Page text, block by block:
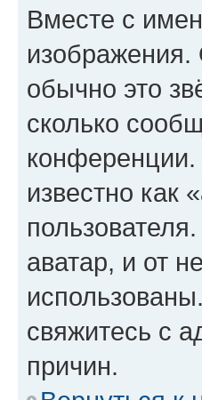
Вместе с
изображения.
обычно это
сколько
известно как
аватар, и от
свяжитесь с
причин.